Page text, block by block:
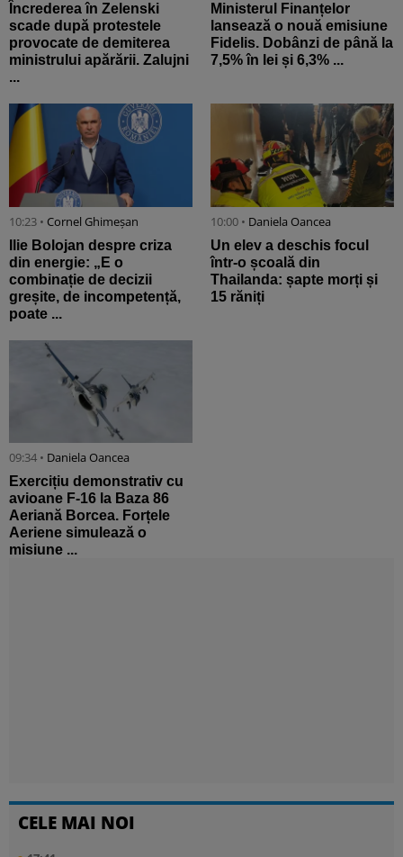
Încrederea în Zelenski
scade după protestele
provocate de demiterea
ministrului apărării. Zalujni
...
Ministerul Finanțelor
lansează o nouă emisiune
Fidelis. Dobânzi de până la
7,5% în lei și 6,3% ...
10:23 • Cornel Ghimeșan
Ilie Bolojan despre criza
din energie: „E o
combinație de decizii
greșite, de incompetență,
poate ...
10:00 • Daniela Oancea
Un elev a deschis focul
într-o școală din
Thailanda: șapte morți și
15 răniți
09:34 • Daniela Oancea
Exercițiu demonstrativ cu
avioane F-16 la Baza 86
Aeriană Borcea. Forțele
Aeriene simulează o
misiune ...
CELE MAI NOI